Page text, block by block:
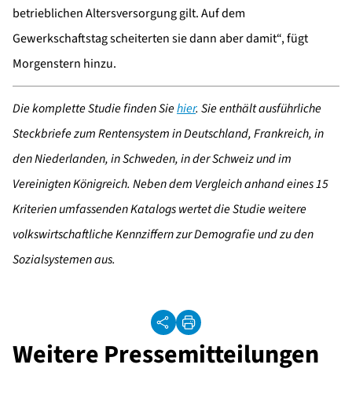
betrieblichen Altersversorgung gilt. Auf dem
Gewerkschaftstag scheiterten sie dann aber damit“, fügt
Morgenstern hinzu.
Die komplette Studie finden Siehier. Sie enthält ausführliche
Steckbriefe zum Rentensystem in Deutschland, Frankreich, in
den Niederlanden, in Schweden, in der Schweiz und im
Vereinigten Königreich. Neben dem Vergleich anhand eines 15
Kriterien umfassenden Katalogs wertet die Studie weitere
volkswirtschaftliche Kennziffern zur Demografie und zu den
Sozialsystemen aus.
Weitere Pressemitteilungen